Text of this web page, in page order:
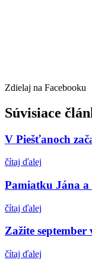
Zdielaj na Facebooku
Súvisiace
V Piešťanoch
čítaj ďalej
Pamiatku Jána
čítaj ďalej
Zažite september
čítaj ďalej